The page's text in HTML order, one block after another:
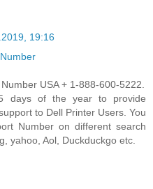
19:16
USA + 1-888-600-5222.
days of the year to provide
to Dell Printer Users. You
Number on different search
yahoo, Aol, Duckduckgo etc.